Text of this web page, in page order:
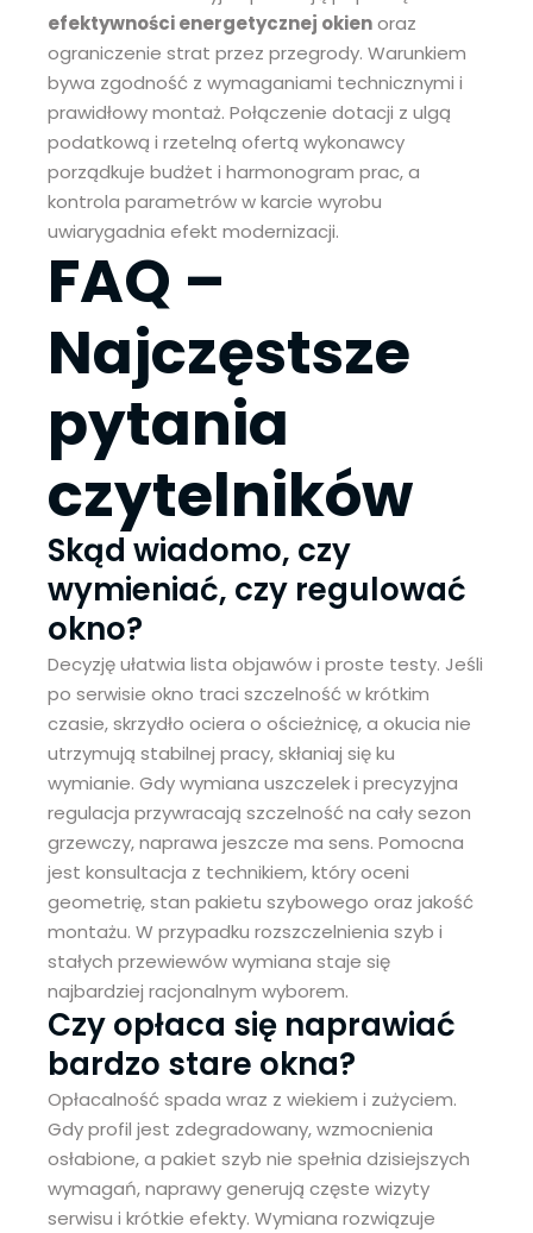
efektywności energetycznej okienoraz
ograniczenie strat przez przegrody. Warunkiem
bywa zgodność z wymaganiami technicznymi i
prawidłowy montaż. Połączenie dotacji z ulgą
podatkową i rzetelną ofertą wykonawcy
porządkuje budżet i harmonogram prac, a
kontrola parametrów w karcie wyrobu
uwiarygadnia efekt modernizacji.
FAQ –
Najczęstsze
pytania
czytelników
Skąd wiadomo, czy
wymieniać, czy regulować
okno?
Decyzję ułatwia lista objawów i proste testy. Jeśli
po serwisie okno traci szczelność w krótkim
czasie, skrzydło ociera o ościeżnicę, a okucia nie
utrzymują stabilnej pracy, skłaniaj się ku
wymianie. Gdy wymiana uszczelek i precyzyjna
regulacja przywracają szczelność na cały sezon
grzewczy, naprawa jeszcze ma sens. Pomocna
jest konsultacja z technikiem, który oceni
geometrię, stan pakietu szybowego oraz jakość
montażu. W przypadku rozszczelnienia szyb i
stałych przewiewów wymiana staje się
najbardziej racjonalnym wyborem.
Czy opłaca się naprawiać
bardzo stare okna?
Opłacalność spada wraz z wiekiem i zużyciem.
Gdy profil jest zdegradowany, wzmocnienia
osłabione, a pakiet szyb nie spełnia dzisiejszych
wymagań, naprawy generują częste wizyty
serwisu i krótkie efekty. Wymiana rozwiązuje